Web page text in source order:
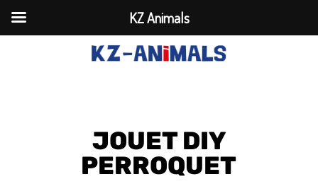
JOUET DIY
PERROQUET
KZ Animals